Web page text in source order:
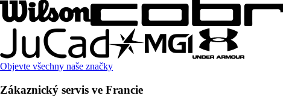
Objevte všechny naše značky
Zákaznický servis ve Francie